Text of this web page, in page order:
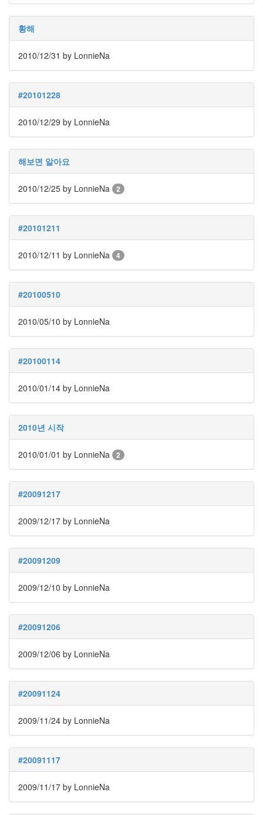
황해
2010/12/31 by LonnieNa
#20101228
2010/12/29 by LonnieNa
해보면 알아요
2010/12/25 by LonnieNa 2
#20101211
2010/12/11 by LonnieNa 4
#20100510
2010/05/10 by LonnieNa
#20100114
2010/01/14 by LonnieNa
2010년 시작
2010/01/01 by LonnieNa 2
#20091217
2009/12/17 by LonnieNa
#20091209
2009/12/10 by LonnieNa
#20091206
2009/12/06 by LonnieNa
#20091124
2009/11/24 by LonnieNa
#20091117
2009/11/17 by LonnieNa
차
예
주
화
빈
주
륜
아
안
춘
여
트
품
2011
림
USB
Memory
Notices
멍
이
우
정
By
LonnieNa